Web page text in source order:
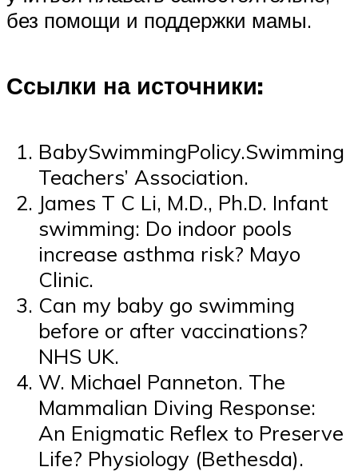
без помощи и поддержки мамы.
Ссылки на источники:
BabySwimmingPolicy.Swimming
Teachers’ Association.
James T C Li, M.D., Ph.D. Infant
swimming: Do indoor pools
increase asthma risk? Mayo
Clinic.
Can my baby go swimming
before or after vaccinations?
NHS UK.
W. Michael Panneton. The
Mammalian Diving Response:
An Enigmatic Reflex to Preserve
Life? Physiology (Bethesda).